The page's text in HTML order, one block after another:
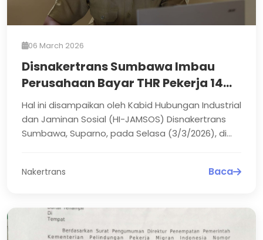
06 March 2026
Disnakertrans Sumbawa Imbau
Perusahaan Bayar THR Pekerja 14
Hari Sebelum Idul Fitri
Hal ini disampaikan oleh Kabid Hubungan Industrial
dan Jaminan Sosial (HI-JAMSOS) Disnakertrans
Sumbawa, Suparno, pada Selasa (3/3/2026), di
Nakertrans Baca